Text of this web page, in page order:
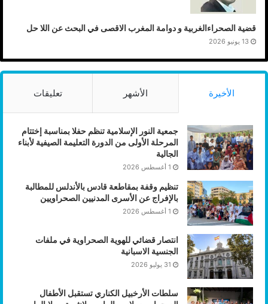
قضية الصحراءالغربية و دوامة المغرب الاقصى في البحث عن اللا حل
13 يونيو 2026
الأخيرة الأشهر تعليقات
جمعية النور الإسلامية تنظم حفلا بمناسبة إختتام
المرحلة الأولى من الدورة التعليمة الصيفية لأبناء
الجالية
1 أغسطس 2026
تنظيم وقفة بمقاطعة قادس بالأندلس للمطالبة
بالإفراج عن الأسرى المدنيين الصحراويين
1 أغسطس 2026
انتصار قضائي للهوية الصحراوية في ملفات
الجنسية الاسبانية
31 يوليو 2026
سلطات الأرخبيل الكناري تستقبل الأطفال